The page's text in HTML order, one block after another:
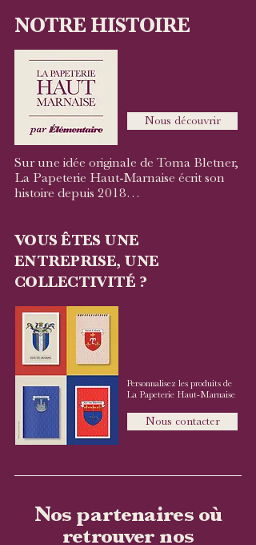
NOTRE HISTOIRE
Nous découvrir
Sur une idée originale de Toma Bletner,
La Papeterie Haut-Marnaise écrit son
histoire depuis 2018…
VOUS ÊTES UNE
ENTREPRISE, UNE
COLLECTIVITÉ ?
Personnalisez les produits de
La Papeterie Haut-Marnaise​
Nous contacter
Nos partenaires où
retrouver nos